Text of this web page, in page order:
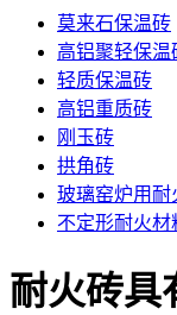
莫来石保温砖
高铝聚轻保温
轻质保温砖
高铝重质砖
刚玉砖
拱角砖
玻璃窑炉用耐
不定形耐火材
耐火砖具